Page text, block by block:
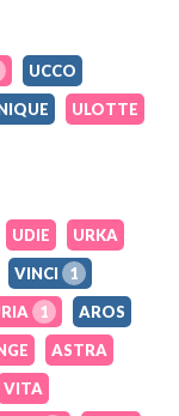
UCCO
ULOTTE
UDIE
URKA
VINCI
1
1
AROS
ASTRA
VITA